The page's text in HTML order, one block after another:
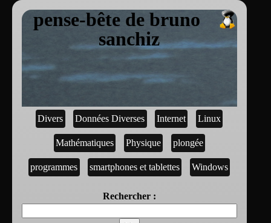
pense-bête de bruno
sanchiz
Divers Données Diverses Internet Linux
Mathématiques Physique plongée
programmes smartphones et tablettes Windows
Rechercher :